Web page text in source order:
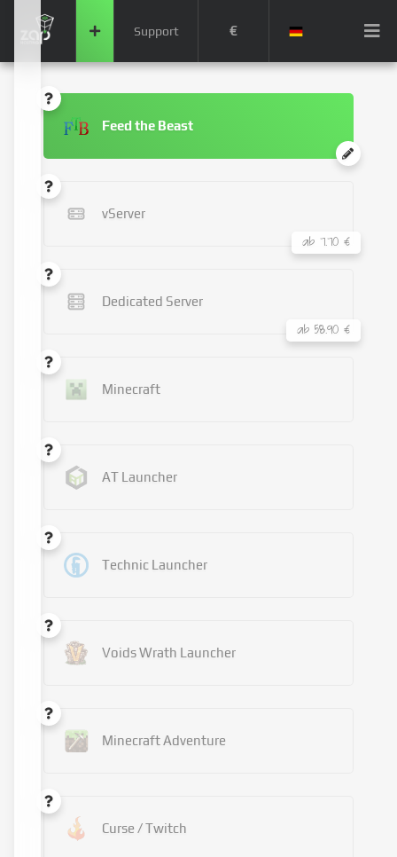
Support €
Feed the Beast
vServer
ab 7.70 €
Dedicated Server
ab 58.90 €
Minecraft
AT Launcher
Technic Launcher
Voids Wrath Launcher
Minecraft Adventure
Curse / Twitch